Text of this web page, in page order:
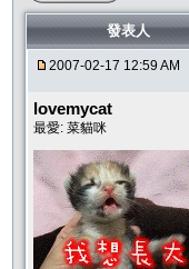
發表人
2007-02-17 12:59 AM
lovemycat
最愛: 菜貓咪